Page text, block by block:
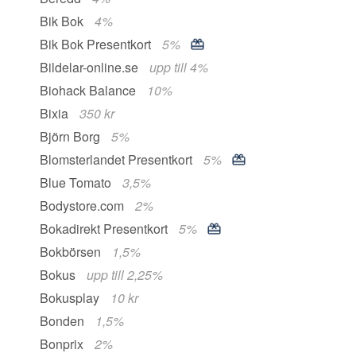
Bik Bok
4%
Bik Bok Presentkort
5%
Bildelar-online.se
upp till 4%
Biohack Balance
10%
Bixia
350 kr
Björn Borg
5%
Blomsterlandet Presentkort
5%
Blue Tomato
3,5%
Bodystore.com
2%
Bokadirekt Presentkort
5%
Bokbörsen
1,5%
Bokus
upp till 2,25%
Bokusplay
10 kr
Bonden
1,5%
Bonprix
2%